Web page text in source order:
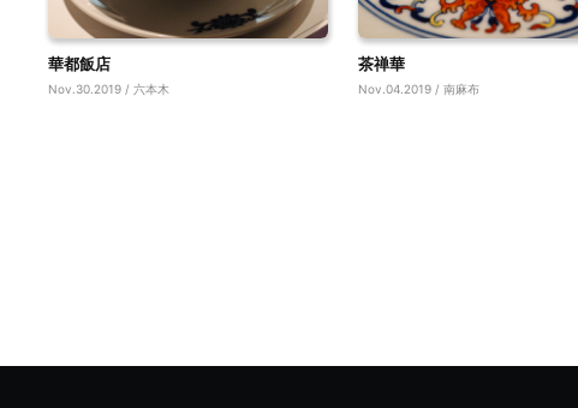
華都飯店
Nov.30.2019 / 六本木
茶禅華
Nov.04.2019 / 南麻布